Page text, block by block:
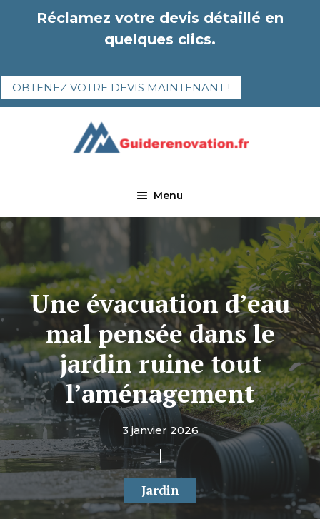
Réclamez votre devis détaillé en
quelques clics.
OBTENEZ VOTRE DEVIS MAINTENANT !
Menu
Une évacuation d’eau
mal pensée dans le
jardin ruine tout
l’aménagement
3 janvier 2026
Jardin